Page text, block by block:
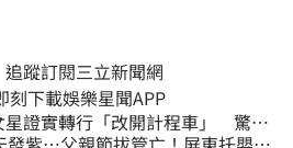
蹤訂閱三立新聞網
掌握明星動態 即刻下載娛樂星聞APP
星證實轉行「改開計程車」 驚人